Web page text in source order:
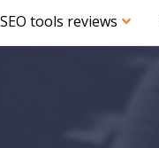
SEO tools reviews